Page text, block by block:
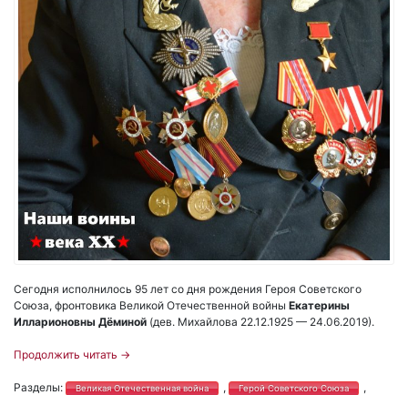
Сегодня исполнилось 95 лет со дня рождения Героя Советского
Союза, фронтовика Великой Отечественной войны Екатерины
Илларионовны Дёминой (дев. Михайлова 22.12.1925 — 24.06.2019).
Продолжить читать →
Разделы: Великая Отечественная война , Герой Советского Союза ,